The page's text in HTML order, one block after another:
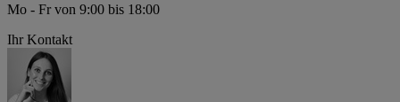
Mo - Fr von 9:00 bis 18:00
Ihr Kontakt